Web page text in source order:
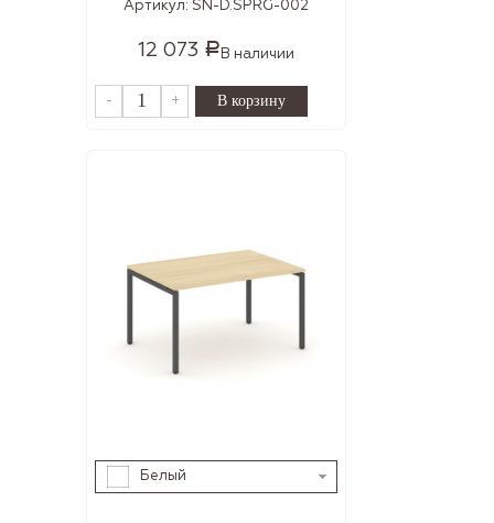
Артикул: SN-D.SPRG-002
12 073 Р В наличии
- +
Белый